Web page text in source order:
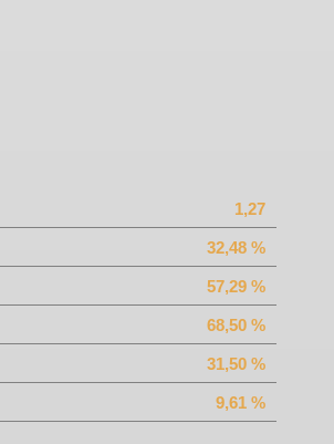
1,27
32,48 %
57,29 %
68,50 %
31,50 %
9,61 %